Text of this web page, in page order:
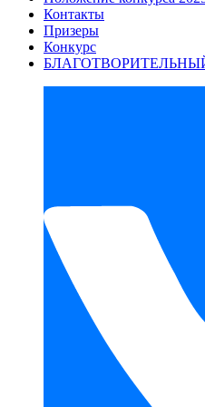
Контакты
Призеры
Конкурс